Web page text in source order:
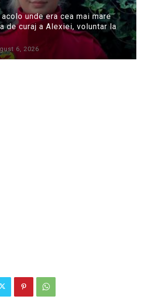
unde era cea mai mare
de curaj a Alexiei, voluntar la
6, 2026